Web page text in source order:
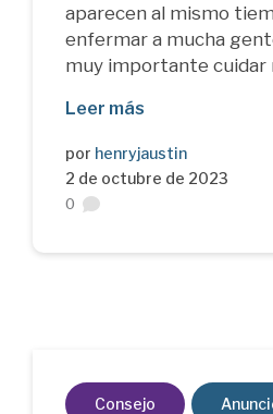
aparecen al mismo
enfermar a mucha
muy importante cuidar
Leer más
por henryjaustin
2 de octubre de 2023
0
Consejo